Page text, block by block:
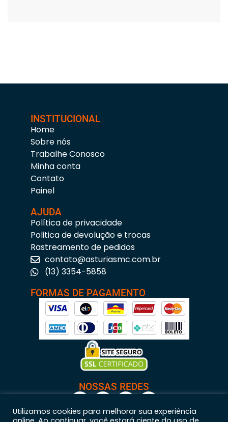
INSTITUCIONAL
Home
Sobre nós
Trabalhe Conosco
Minha conta
Contato
Painel
AJUDA
Política de privacidade
Politica de devolução e trocas
Rastreamento de pedidos
contato@asturiasmc.com.br
(13) 3354-5858
FORMAS DE PAGAMENTO
NOSSAS REDES
Utilizamos cookies para melhorar sua experiência